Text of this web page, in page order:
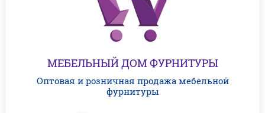
МЕБЕЛЬНЫЙ ДОМ ФУРНИТУРЫ
Оптовая и розничная продажа мебельной
фурнитуры